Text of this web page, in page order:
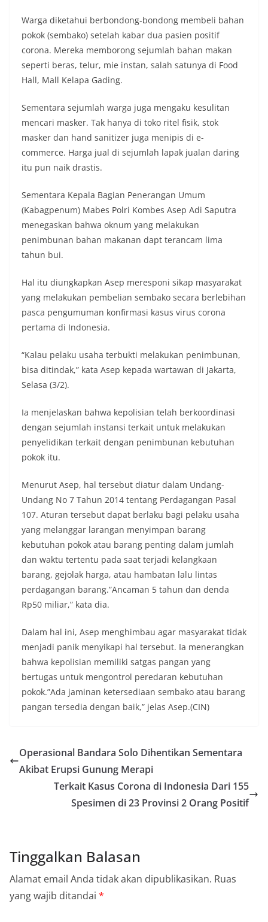
Warga diketahui berbondong-bondong membeli bahan
pokok (sembako) setelah kabar dua pasien positif
corona. Mereka memborong sejumlah bahan makan
seperti beras, telur, mie instan, salah satunya di Food
Hall, Mall Kelapa Gading.
Sementara sejumlah warga juga mengaku kesulitan
mencari masker. Tak hanya di toko ritel fisik, stok
masker dan hand sanitizer juga menipis di e-
commerce. Harga jual di sejumlah lapak jualan daring
itu pun naik drastis.
Sementara Kepala Bagian Penerangan Umum
(Kabagpenum) Mabes Polri Kombes Asep Adi Saputra
menegaskan bahwa oknum yang melakukan
penimbunan bahan makanan dapt terancam lima
tahun bui.
Hal itu diungkapkan Asep meresponi sikap masyarakat
yang melakukan pembelian sembako secara berlebihan
pasca pengumuman konfirmasi kasus virus corona
pertama di Indonesia.
“Kalau pelaku usaha terbukti melakukan penimbunan,
bisa ditindak,” kata Asep kepada wartawan di Jakarta,
Selasa (3/2).
Ia menjelaskan bahwa kepolisian telah berkoordinasi
dengan sejumlah instansi terkait untuk melakukan
penyelidikan terkait dengan penimbunan kebutuhan
pokok itu.
Menurut Asep, hal tersebut diatur dalam Undang-
Undang No 7 Tahun 2014 tentang Perdagangan Pasal
107. Aturan tersebut dapat berlaku bagi pelaku usaha
yang melanggar larangan menyimpan barang
kebutuhan pokok atau barang penting dalam jumlah
dan waktu tertentu pada saat terjadi kelangkaan
barang, gejolak harga, atau hambatan lalu lintas
perdagangan barang.”Ancaman 5 tahun dan denda
Rp50 miliar,” kata dia.
Dalam hal ini, Asep menghimbau agar masyarakat tidak
menjadi panik menyikapi hal tersebut. Ia menerangkan
bahwa kepolisian memiliki satgas pangan yang
bertugas untuk mengontrol peredaran kebutuhan
pokok.”Ada jaminan ketersediaan sembako atau barang
pangan tersedia dengan baik,” jelas Asep.(CIN)
Operasional Bandara Solo Dihentikan Sementara
Akibat Erupsi Gunung Merapi
Terkait Kasus Corona di Indonesia Dari 155
Spesimen di 23 Provinsi 2 Orang Positif
Tinggalkan Balasan
Alamat email Anda tidak akan dipublikasikan. Ruas
yang wajib ditandai *